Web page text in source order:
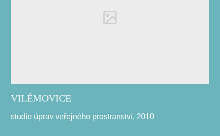
VILÉMOVICE
studie úprav veřejného prostranství, 2010